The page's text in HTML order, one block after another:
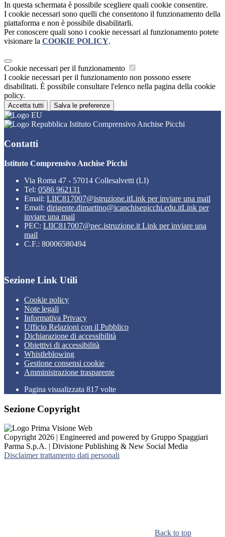
In questa schermata è possibile scegliere quali cookie consentire.
I cookie necessari sono quelli che consentono il funzionamento della
piattaforma e non è possibile disabilitarli.
Per conoscere quali sono i cookie necessari al funzionamento potete
visionare la COOKIE POLICY.
Cookie necessari per il funzionamento
I cookie necessari per il funzionamento non possono essere
disabilitati. È possibile consultare l'elenco nella pagina della cookie
policy.
Accetta tutti Salva le preferenze
Istituto Comprensivo Anchise Picchi
Contatti
Istituto Comprensivo Anchise Picchi
Via Roma 47 - 57014 Collesalvetti (LI)
Tel: 0586 962131
Email: LIIC817007@istruzione.itLink per inviare una mail
Email: dirigente.dimartino@icanchisepicchi.edu.itLink per
inviare una mail
PEC: LIIC817007@pec.istruzione.it Link per inviare una
mail
C.F.: 80006580494
Sezione Link Utili
Cookie policy
Note legali
Informativa Privacy
Ufficio Relazioni con il Pubblico
Dichiarazione di accessibilità
Obiettivi di accessibilità
Whistleblowing
Gestione consensi cookie
Amministrazione trasparente
Pagina visualizzata 817 volte
Sezione Copyright
Copyright 2026 | Engineered and powered by Gruppo Spaggiari
Parma S.p.A. | Divisione Publishing & New Social Media
Disclaimer trattamento dati personali
Back to top